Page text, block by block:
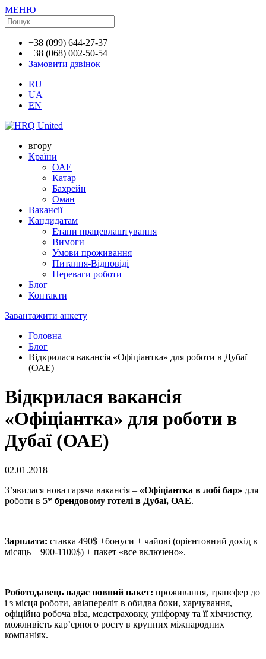
МЕНЮ
+38 (099) 644-27-37
+38 (068) 002-50-54
Замовити дзвінок
RU
UA
EN
вгору
Країни
ОАЕ
Катар
Бахрейн
Оман
Вакансії
Кандидатам
Етапи працевлаштування
Вимоги
Умови проживання
Питання-Відповіді
Переваги роботи
Блог
Контакти
Завантажити анкету
Головна
Блог
Відкрилася вакансія «Офіціантка» для роботи в Дубаї
(ОАЕ)
Відкрилася вакансія
«Офіціантка» для роботи в
Дубаї (ОАЕ)
02.01.2018
З’явилася нова гаряча вакансія – «Офіціантка в лобі бар» для
роботи в 5* брендовому готелі в Дубаї, ОАЕ.
Зарплата: ставка 490$ +бонуси + чайові (орієнтовний дохід в
місяць – 900-1100$) + пакет «все включено».
Роботодавець надає повний пакет: проживання, трансфер до
і з місця роботи, авіапереліт в обидва боки, харчування,
офіційна робоча віза, медстраховку, уніформу та її хімчистку,
можливість кар’єрного росту в крупних міжнародних
компаніях.